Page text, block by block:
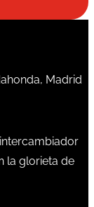
Madrid
la glorieta de